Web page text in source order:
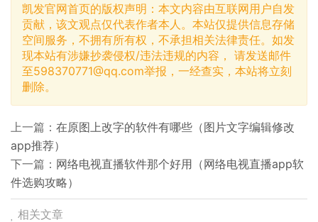
凯发官网首页的版权声明：本文内容由互联网用户自发
贡献，该文观点仅代表作者本人。本站仅提供信息存储
空间服务，不拥有所有权，不承担相关法律责任。如发
现本站有涉嫌抄袭侵权/违法违规的内容， 请发送邮件
至598370771@qq.com举报，一经查实，本站将立刻
删除。
上一篇： 在原图上改字的软件有哪些（图片文字编辑修改
app推荐）
下一篇： 网络电视直播软件那个好用（网络电视直播app软
件选购攻略）
相关文章